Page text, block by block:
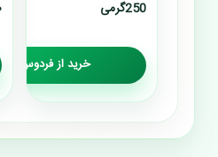
250گرمی
خرید از فردوس گز